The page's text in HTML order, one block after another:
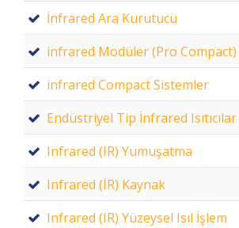
İnfrared Ara Kurutucu
infrared Modüler (Pro
infrared Compact Sistemler
Endüstriyel Tip İnfrared Isıtıcılar
Infrared (IR) Yumuşatma
Infrared (IR) Kaynak
Infrared (IR) Yüzeysel Isıl İşlem